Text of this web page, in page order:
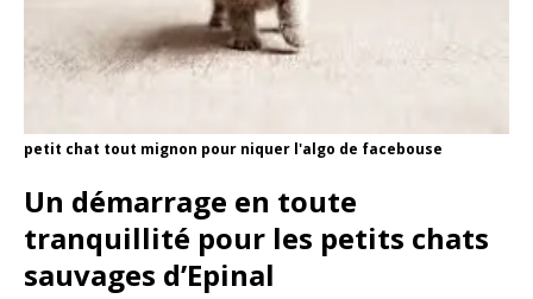
petit chat tout mignon pour niquer l'algo de facebouse
Un démarrage en toute
tranquillité pour les petits chats
sauvages d’Epinal